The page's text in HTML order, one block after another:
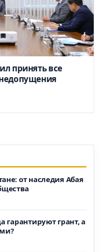
принять все
от наследия Абая
гарантируют грант, а